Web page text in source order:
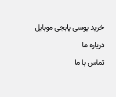
خرید یوسی پابجی موبایل
درباره ما
تماس با ما